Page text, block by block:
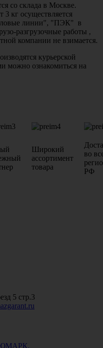
со склада в Москве.
3 кг осуществляется
линии", "ПЭК" в
разгрузочные работы ,
компании не взимается.
курьерской
можно ознакомиться на
Широкий
ассортимент
товара
во
РФ
5 стр.3